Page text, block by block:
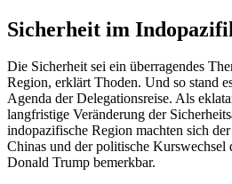
Sicherheit im
Die Sicherheit sei ein überragendes
Region, erklärt Thoden. Und so stand
Agenda der Delegationsreise. Als
langfristige Veränderung der
indopazifische Region machten sich
Chinas und der politische Kurswechsel
Donald Trump bemerkbar.